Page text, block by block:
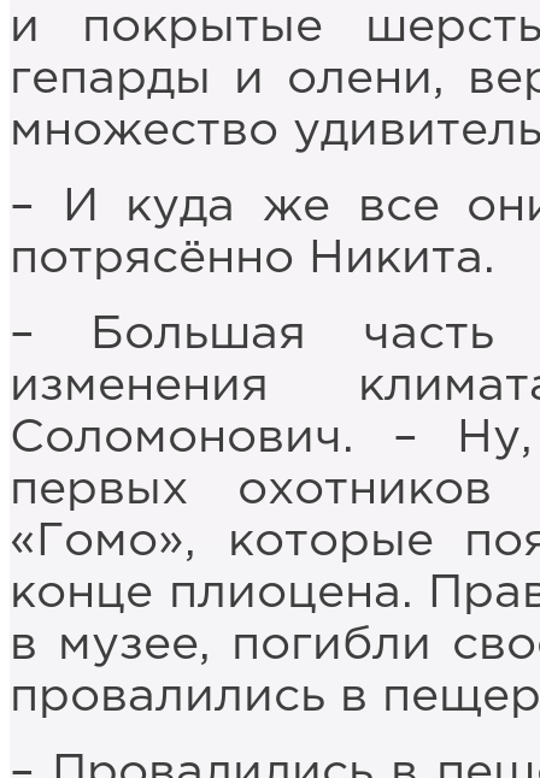
и покрытые
гепарды и олени,
множество
– И куда же все
потрясённо Никита.
– Большая часть
изменения
Соломонович. –
первых охотников
«Гомо», которые
конце плиоцена.
в музее, погибли
провалились в